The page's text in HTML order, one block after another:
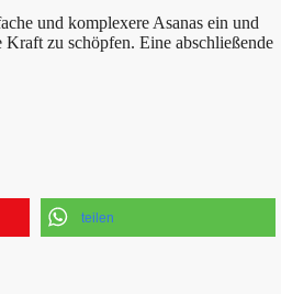
und komplexere Asanas ein und
zu schöpfen. Eine abschließende
teilen